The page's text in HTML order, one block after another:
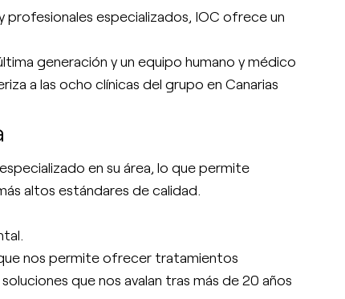
profesionales especializados, IOC ofrece un
generación y un equipo humano y médico
a las ocho clínicas del grupo en Canarias
en su área, lo que permite
altos estándares de calidad.
nos permite ofrecer tratamientos
que nos avalan tras más de 20 años